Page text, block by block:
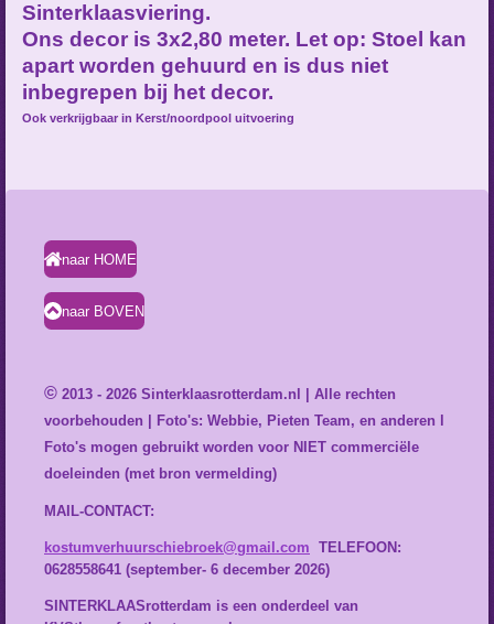
Sinterklaasviering.
Ons decor is 3x2,80 meter. Let op: Stoel kan
apart worden gehuurd en is dus niet
inbegrepen bij het decor.
Ook verkrijgbaar in Kerst/noordpool uitvoering
naar HOME
naar BOVEN
© 2013 - 2026 Sinterklaasrotterdam.nl | Alle rechten
voorbehouden | Foto's: Webbie, Pieten Team, en anderen l
Foto's mogen gebruikt worden voor NIET commerciële
doeleinden (met bron vermelding)
MAIL-CONTACT:
kostumverhuurschiebroek@gmail.com TELEFOON:
0628558641 (september- 6 december 2026)
SINTERKLAASrotterdam is een onderdeel van